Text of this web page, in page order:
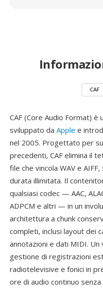
CAF
CAF (Core Audio Format)
sviluppato da Apple e
nel 2005. Progettato per
precedenti, CAF elimina il
file che vincola WAV e
durata illimitata. Il
qualsiasi codec — AAC,
ADPCM e altri — in un
architettura a chunk
completi, inclusi layout dei
annotazioni e dati MIDI.
gestione di registrazioni
radiotelevisive e fonici in
ore di audio continuo